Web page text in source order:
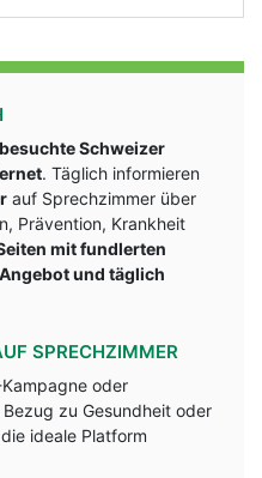
Schweizer
. Täglich informieren
auf Sprechzimmer über
Prävention, Krankheit
mit fundlerten
und täglich
SPRECHZIMMER
oder
zu Gesundheit oder
ideale Platform